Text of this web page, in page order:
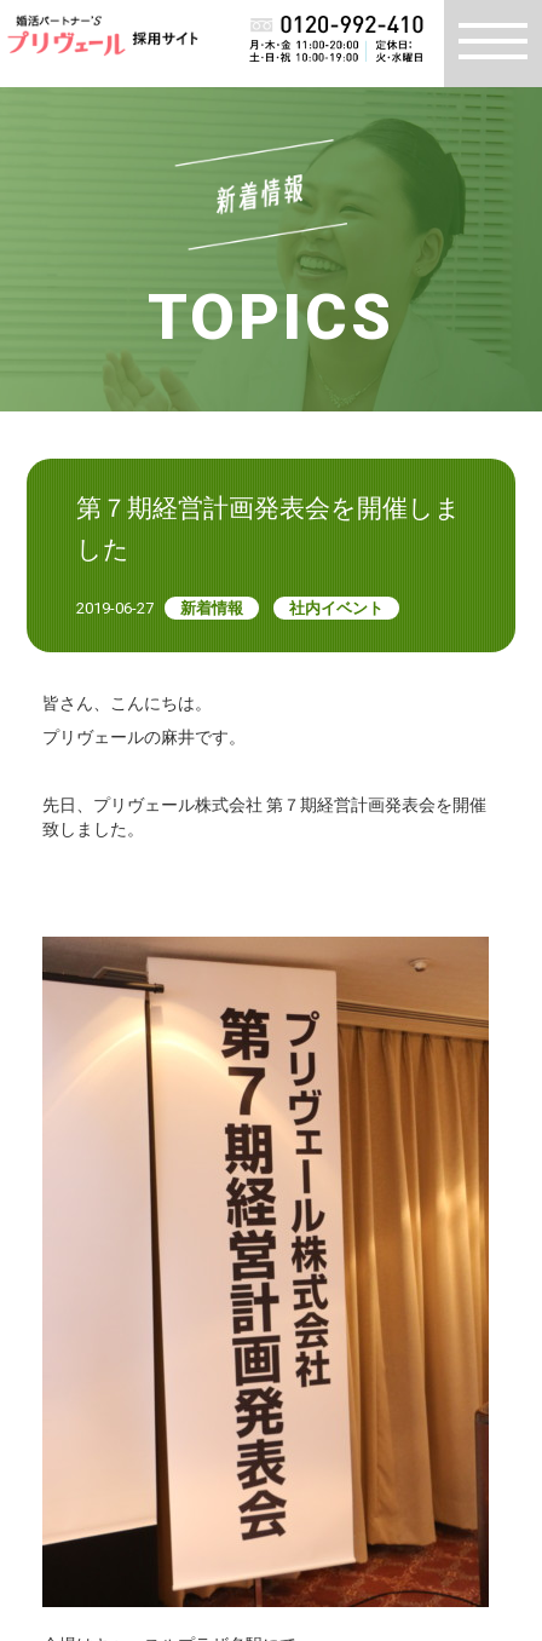
TOPICS
第７期経営計画発表会を開催しま
した
2019-06-27 新着情報 社内イベント
皆さん、こんにちは。
プリヴェールの麻井です。
先日、プリヴェール株式会社 第７期経営計画発表会を開催
致しました。